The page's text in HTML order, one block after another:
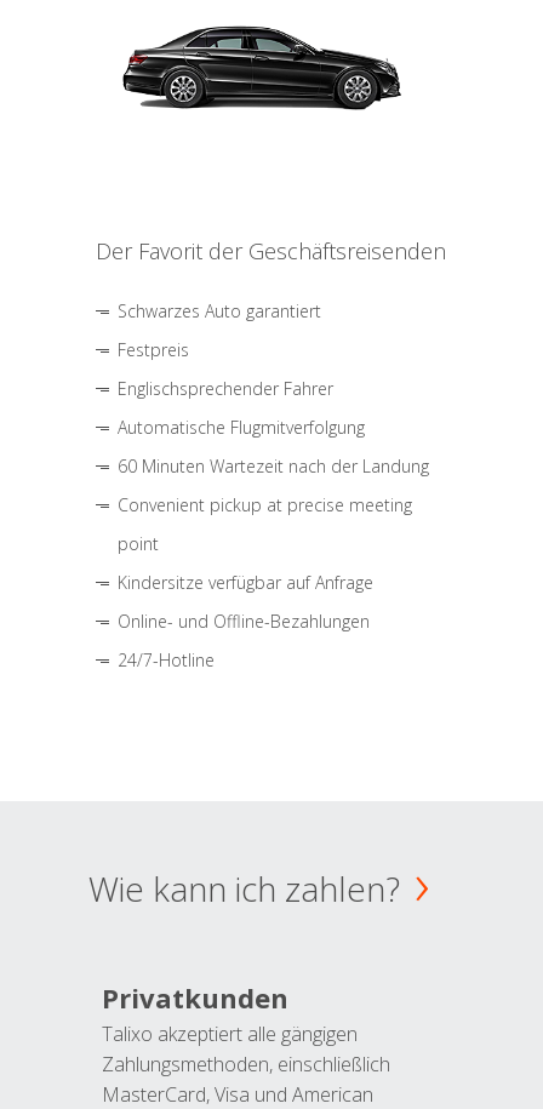
Der Favorit der Geschäftsreisenden
Schwarzes Auto garantiert
Festpreis
Englischsprechender Fahrer
Automatische Flugmitverfolgung
60 Minuten Wartezeit nach der Landung
Convenient pickup at precise meeting
point
Kindersitze verfügbar auf Anfrage
Online- und Offline-Bezahlungen
24/7-Hotline
Wie kann ich zahlen?
Privatkunden
Talixo akzeptiert alle gängigen
Zahlungsmethoden, einschließlich
MasterCard, Visa und American